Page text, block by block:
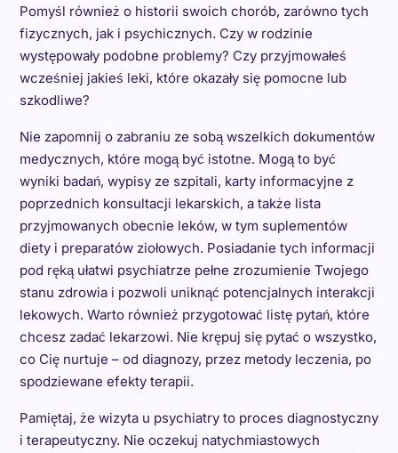
Pomyśl również o historii swoich chorób, zarówno tych
fizycznych, jak i psychicznych. Czy w rodzinie
występowały podobne problemy? Czy przyjmowałeś
wcześniej jakieś leki, które okazały się pomocne lub
szkodliwe?
Nie zapomnij o zabraniu ze sobą wszelkich dokumentów
medycznych, które mogą być istotne. Mogą to być
wyniki badań, wypisy ze szpitali, karty informacyjne z
poprzednich konsultacji lekarskich, a także lista
przyjmowanych obecnie leków, w tym suplementów
diety i preparatów ziołowych. Posiadanie tych informacji
pod ręką ułatwi psychiatrze pełne zrozumienie Twojego
stanu zdrowia i pozwoli uniknąć potencjalnych interakcji
lekowych. Warto również przygotować listę pytań, które
chcesz zadać lekarzowi. Nie krępuj się pytać o wszystko,
co Cię nurtuje – od diagnozy, przez metody leczenia, po
spodziewane efekty terapii.
Pamiętaj, że wizyta u psychiatry to proces diagnostyczny
i terapeutyczny. Nie oczekuj natychmiastowych